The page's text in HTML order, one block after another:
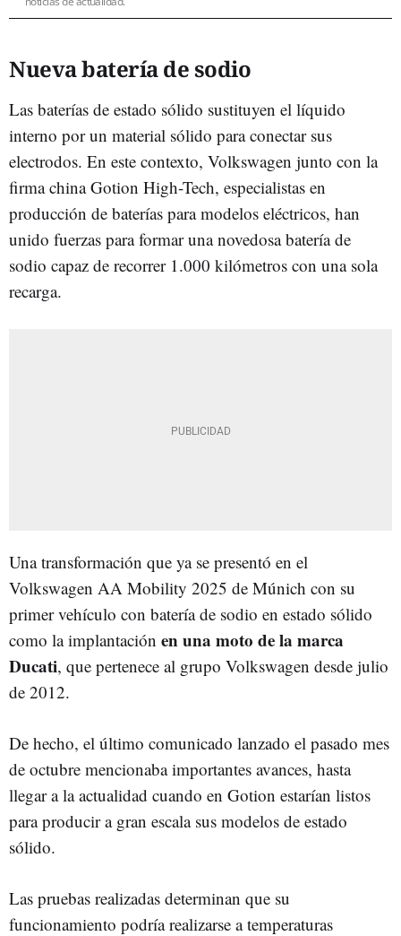
Nueva batería de sodio
Las baterías de estado sólido sustituyen el líquido
interno por un material sólido para conectar sus
electrodos. En este contexto, Volkswagen junto con la
firma china Gotion High-Tech, especialistas en
producción de baterías para modelos eléctricos, han
unido fuerzas para formar una novedosa batería de
sodio capaz de recorrer 1.000 kilómetros con una sola
recarga.
Una transformación que ya se presentó en el
Volkswagen AA Mobility 2025 de Múnich con su
primer vehículo con batería de sodio en estado sólido
como la implantación en una moto de la marca
Ducati, que pertenece al grupo Volkswagen desde julio
de 2012.
De hecho, el último comunicado lanzado el pasado mes
de octubre mencionaba importantes avances, hasta
llegar a la actualidad cuando en Gotion estarían listos
para producir a gran escala sus modelos de estado
sólido.
Las pruebas realizadas determinan que su
funcionamiento podría realizarse a temperaturas